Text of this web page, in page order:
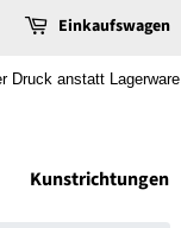
Einkaufswagen
anstatt Lagerware
Kunstrichtungen